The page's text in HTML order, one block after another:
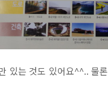
있는 것도 있어요^^.. 물